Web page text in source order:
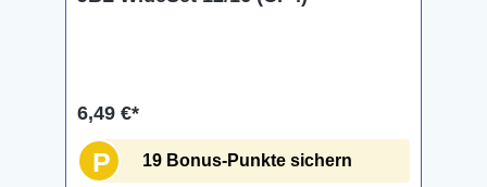
6,49 €*
P 19 Bonus-Punkte sichern